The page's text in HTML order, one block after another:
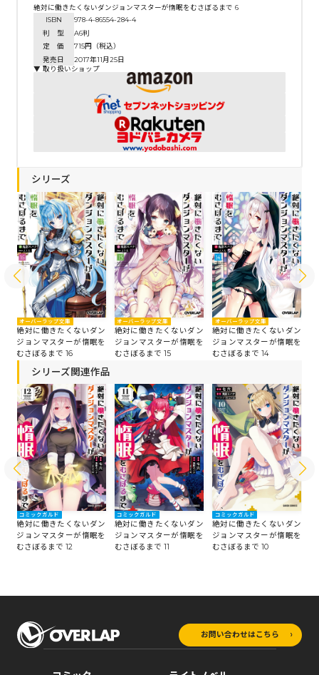
絶対に働きたくないダンジョンマスターが惰眠をむさぼるまで 6
ISBN
978-4-86554-284-4
判 型
A6判
定 価
715円（税込）
発売日
2017年11月25日
▼ 取り扱いショップ
シリーズ
オーバーラップ文庫
絶対に働きたくないダン
ジョンマスターが惰眠を
むさぼるまで 16
オーバーラップ文庫
絶対に働きたくないダン
ジョンマスターが惰眠を
むさぼるまで 15
オーバーラップ文庫
絶対に働きたくないダン
ジョンマスターが惰眠を
むさぼるまで 14
シリーズ関連作品
コミックガルド
絶対に働きたくないダン
ジョンマスターが惰眠を
むさぼるまで 12
コミックガルド
絶対に働きたくないダン
ジョンマスターが惰眠を
むさぼるまで 11
コミックガルド
絶対に働きたくないダン
ジョンマスターが惰眠を
むさぼるまで 10
お問い合わせはこちら